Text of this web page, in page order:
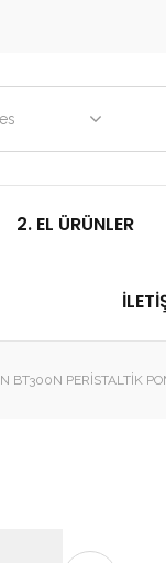
2. EL ÜRÜNLER
BT300N PERISTALTIK